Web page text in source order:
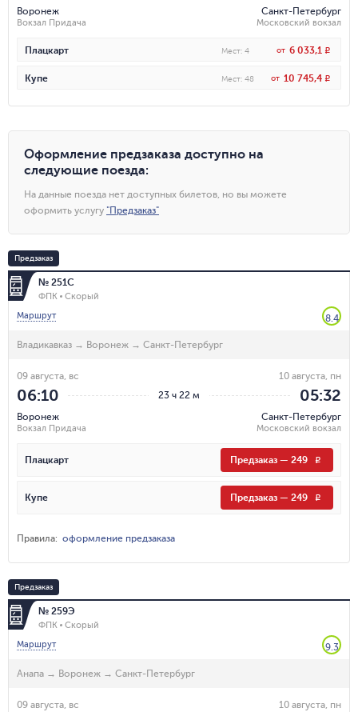
Воронеж
Вокзал Придача
Санкт-Петербург
Московский вокзал
Плацкарт Мест: 4 от 6 033,1 R
Купе Мест: 48 от 10 745,4 R
Оформление предзаказа доступно на
следующие поезда:
На данные поезда нет доступных билетов, но вы можете
оформить услугу "Предзаказ"
Предзаказ
№ 251С
ФПК
Скорый
Маршрут
8.4
Владикавказ → Воронеж → Санкт-Петербург
23 ч 22 м
09 августа, вс
06:10
Воронеж
Вокзал Придача
10 августа, пн
05:32
Санкт-Петербург
Московский вокзал
Плацкарт Предзаказ — 249 R
Купе Предзаказ — 249 R
Правила: оформление предзаказа
Предзаказ
№ 259Э
ФПК
Скорый
Маршрут
9.3
Анапа → Воронеж → Санкт-Петербург
09 августа, вс 10 августа, пн